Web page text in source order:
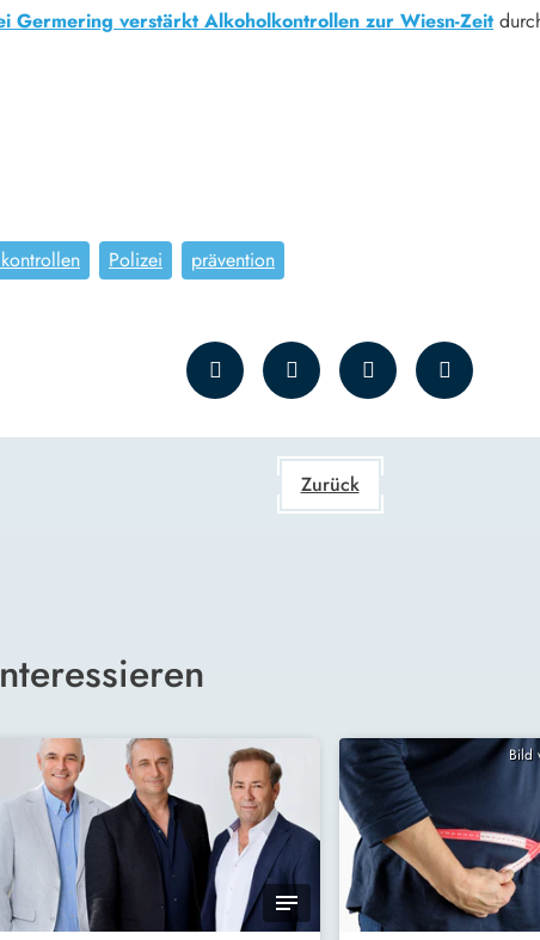
Germering verstärkt Alkoholkontrollen zur Wiesn-Zeit
Polizei prävention
Zurück
Bild